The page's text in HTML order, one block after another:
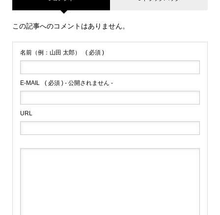
この記事へのコメントはありません。
名前（例：山田 太郎） ( 必須 )
E-MAIL ( 必須 ) - 公開されません -
URL